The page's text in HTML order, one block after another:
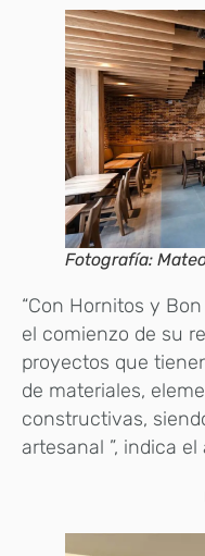
Fotografía:
“Con Hornitos y
el comienzo de su
proyectos que
de materiales,
constructivas,
artesanal ”, indica